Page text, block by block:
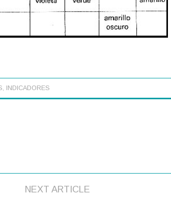
INDICADORES
NEXT ARTICLE